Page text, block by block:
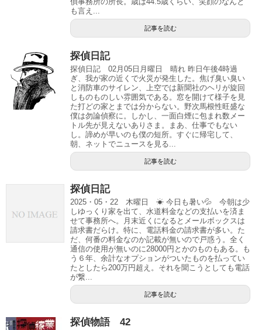
も言え...
記事を読む
探偵日記
探偵日記 02月05日月曜日 晴れ 昨日午後4時過
ぎ、我が家の近くで火災が発生した。焦げ臭い臭い
と消防車のサイレン、上空では新聞社のヘリが旋回
しものものしい雰囲気である。窓を開けて様子を見
た打どの家とまでは分からない。野次馬根性旺盛な
僕は勿論偵察に。しかし、一面白煙に包まれ数メー
トル先が見えないありさま。まあ、仕事でもない
し。諦めが早いのも僕の短所。すぐに帰宅して、
朝、ネットでニュースを見る...
記事を読む
探偵日記
2025・05・22 木曜日 ☀ 今日も暑い💦 今朝は少
しゆっくり家を出て、水道料金などの支払いを済ま
せて事務所へ。月末近くになるとメールボックスは
請求書だらけ。特に、電話料金の請求書が多い。た
だ、何番の料金なのか記載が無いので戸惑う。全く
通信の使用が無いのに28000円とかのものもある。も
う６年、余計なオプションがついたものを払ってい
たとしたら200万円超え。それを聞こうとしても電話
が繋...
記事を読む
探偵物語 42